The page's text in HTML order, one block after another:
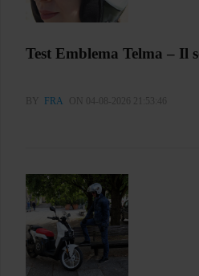
Test Emblema Telma – Il
BY FRA ON 04-08-2026 21:53:46